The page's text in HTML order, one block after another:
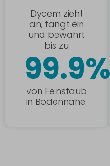
Dycem zieht
an, fängt ein
und bewahrt
bis zu
99.9%
von Feinstaub
in Bodennähe.